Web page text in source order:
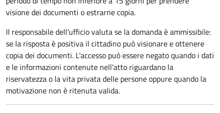
visione dei documenti o estrarne copia.
Il responsabile dell'ufficio valuta se la domanda è ammissibile:
se la risposta è positiva il cittadino può visionare e ottenere
copia dei documenti. L'accesso può essere negato quando i dati
e le informazioni contenute nell'atto riguardano la
riservatezza o la vita privata delle persone oppure quando la
motivazione non è ritenuta valida.